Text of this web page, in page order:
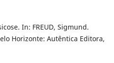
In: FREUD, Sigmund.
Horizonte: Autêntica Editora,